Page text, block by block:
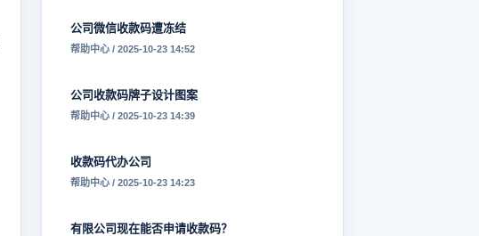
公司微信收款码遭冻结
帮助中心 / 2025-10-23 14:52
公司收款码牌子设计图案
帮助中心 / 2025-10-23 14:39
收款码代办公司
帮助中心 / 2025-10-23 14:23
有限公司现在能否申请收款码？